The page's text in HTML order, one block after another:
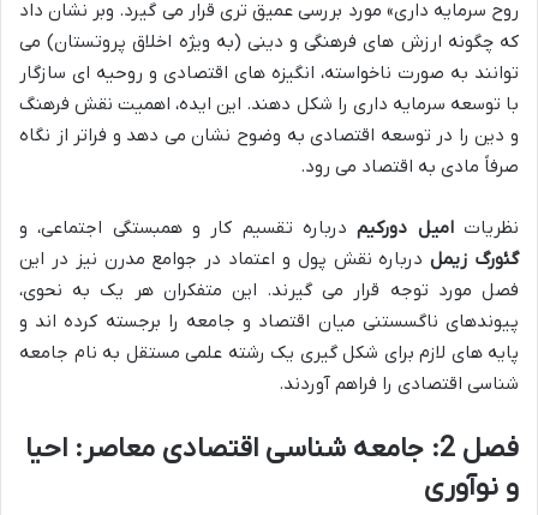
روح سرمایه داری» مورد بررسی عمیق تری قرار می گیرد. وبر نشان داد
که چگونه ارزش های فرهنگی و دینی (به ویژه اخلاق پروتستان) می
توانند به صورت ناخواسته، انگیزه های اقتصادی و روحیه ای سازگار
با توسعه سرمایه داری را شکل دهند. این ایده، اهمیت نقش فرهنگ
و دین را در توسعه اقتصادی به وضوح نشان می دهد و فراتر از نگاه
صرفاً مادی به اقتصاد می رود.
نظریاتامیل دورکیمدرباره تقسیم کار و همبستگی اجتماعی، و
گئورگ زیملدرباره نقش پول و اعتماد در جوامع مدرن نیز در این
فصل مورد توجه قرار می گیرند. این متفکران هر یک به نحوی،
پیوندهای ناگسستنی میان اقتصاد و جامعه را برجسته کرده اند و
پایه های لازم برای شکل گیری یک رشته علمی مستقل به نام جامعه
شناسی اقتصادی را فراهم آوردند.
فصل 2: جامعه شناسی اقتصادی معاصر: احیا
و نوآوری